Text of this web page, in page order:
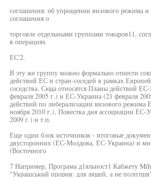
соглашения: об упрощении визового режима и
соглашения о
торговле отдельными группами товаров11,
в операциях
ЕС'2.
В эту же группу можно формально отнести
действий ЕС и стран-соседей в рамках
соседства. Сюда относятся Планы действий
февраля 2005 г.) и ЕС-Украина (21 февраля
действий по либерализации визового режима
ноября 2010 г.), Повестка дня ассоциации ЕС-
2009 г.) и т.п.
Еще один блок источников - итоговые
двусторонних (ЕС-Молдова, ЕС-Украина) и
(Восточного
7 Например, Програма д1яльност1 Кабжету
"Украшський прорив: для людей, а не